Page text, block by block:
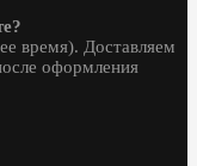
время). Доставляем
оформления